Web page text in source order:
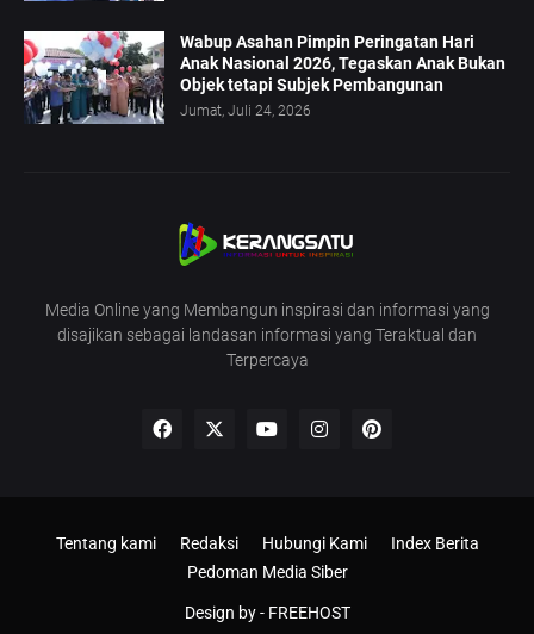
Wabup Asahan Pimpin Peringatan Hari
Anak Nasional 2026, Tegaskan Anak Bukan
Objek tetapi Subjek Pembangunan
Jumat, Juli 24, 2026
Media Online yang Membangun inspirasi dan informasi yang
disajikan sebagai landasan informasi yang Teraktual dan
Terpercaya
Design by - FREEHOST
Tentang kami Redaksi Hubungi Kami
Index Berita
Pedoman Media Siber